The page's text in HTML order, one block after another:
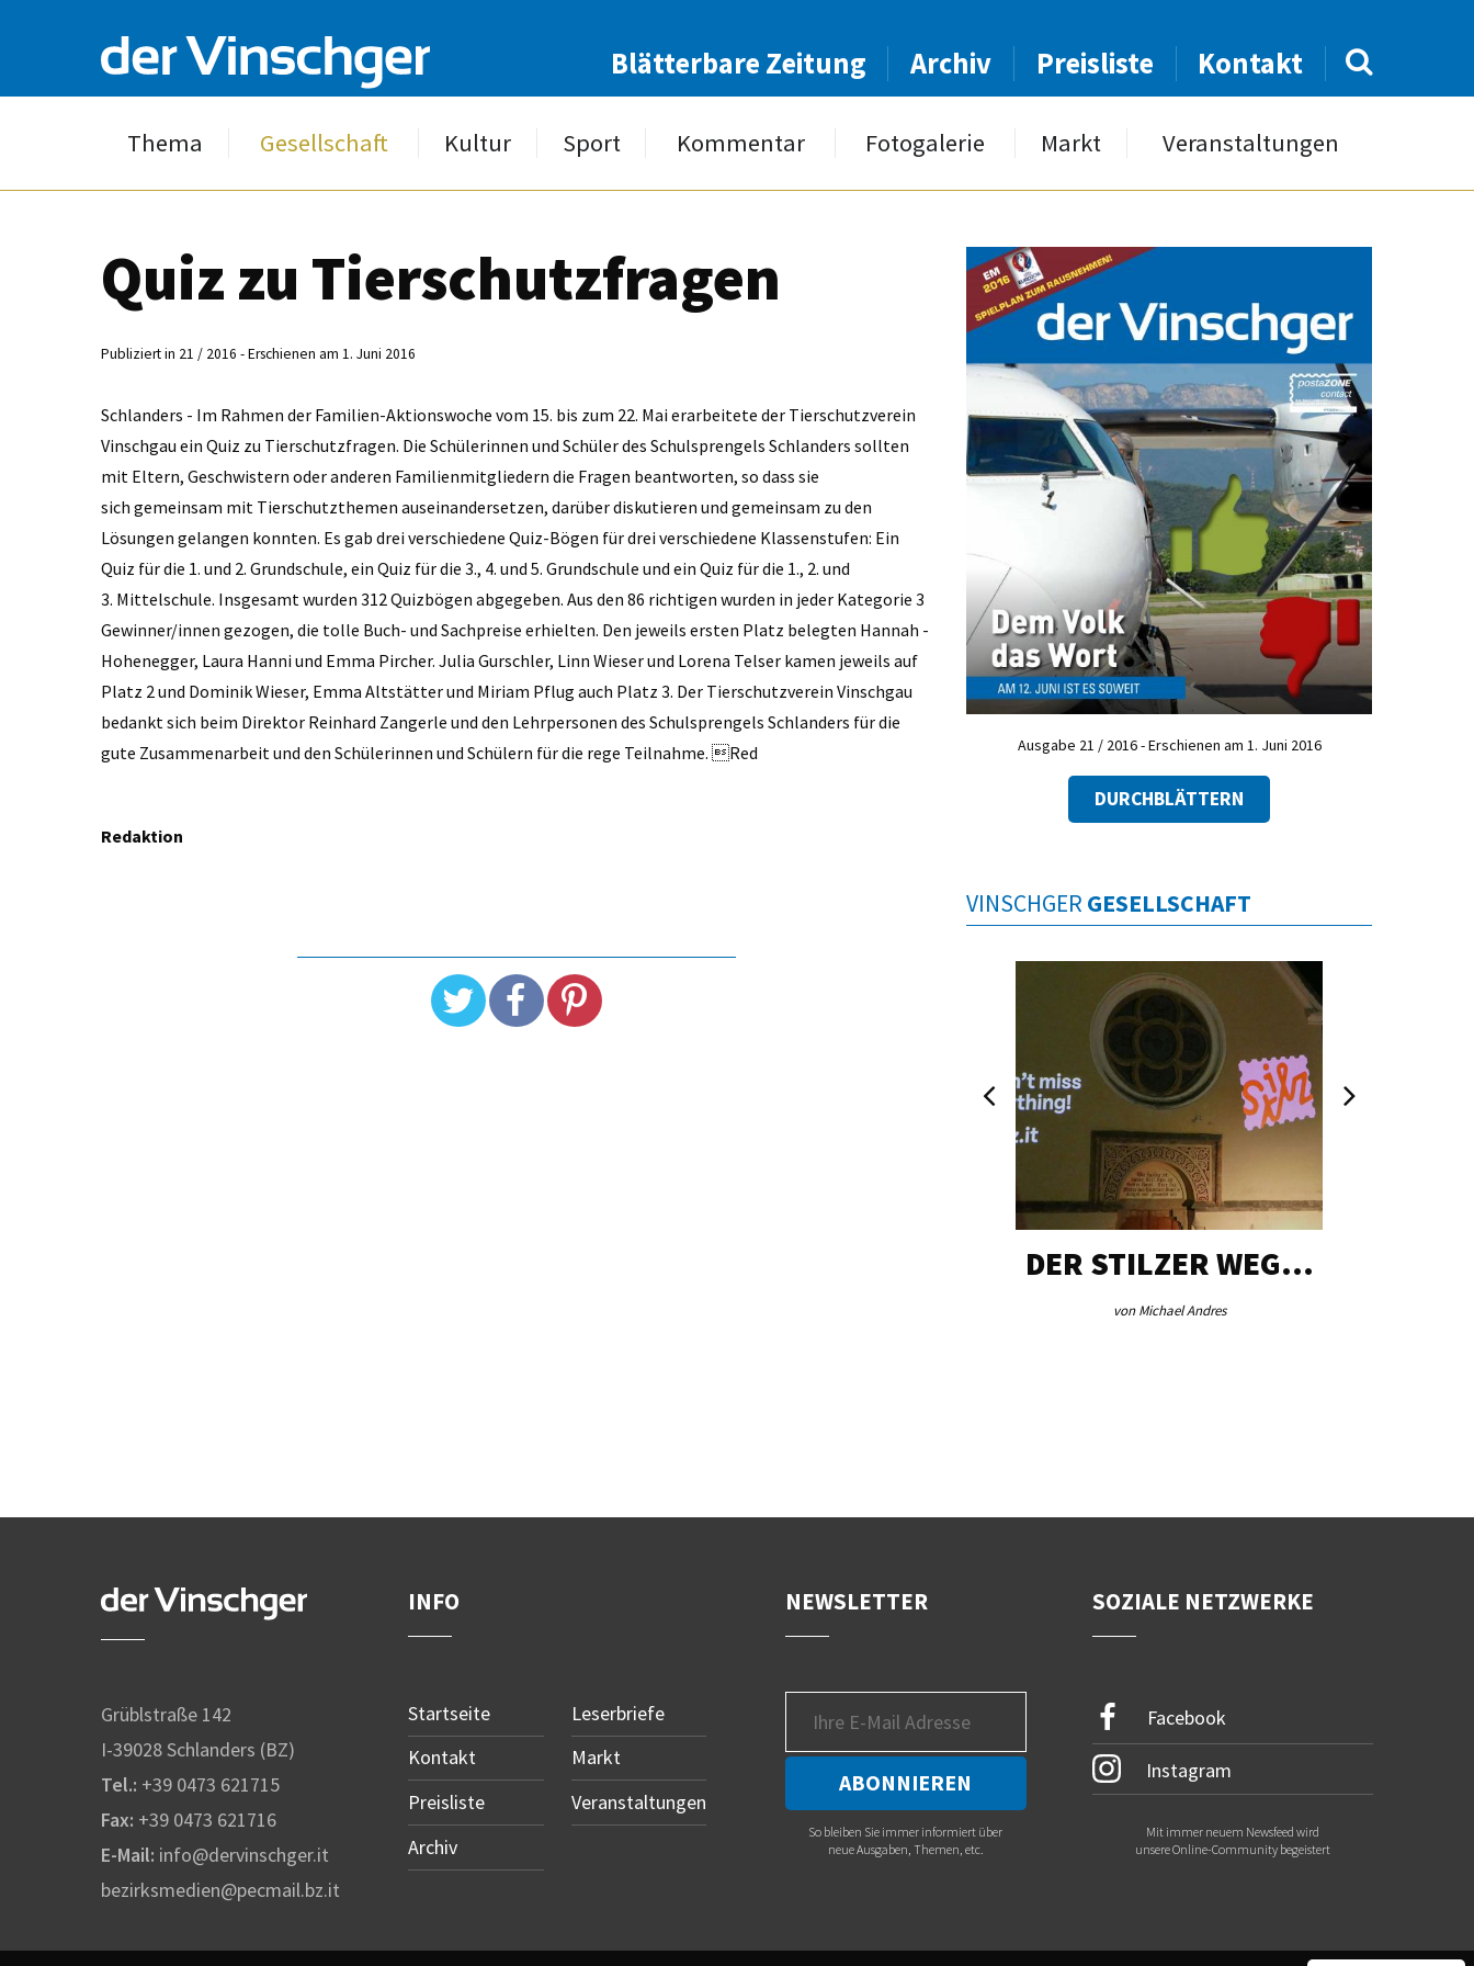
Blätterbare Zeitung Archiv Preisliste Kontakt
Thema Gesellschaft Kultur Sport Kommentar Fotogalerie Markt Veranstaltungen
Quiz zu Tierschutzfragen
Publiziert in 21 / 2016 - Erschienen am 1. Juni 2016
Schlanders - Im Rahmen der Familien-Aktionswoche vom 15. bis zum 22. Mai erarbeitete der Tierschutzverein
Vinschgau ein Quiz zu Tierschutzfragen. Die Schülerinnen und Schüler des Schulsprengels Schlanders sollten
mit Eltern, Geschwistern oder anderen Familienmitgliedern die Fragen beantworten, so dass sie
sich gemeinsam mit Tierschutzthemen auseinandersetzen, darüber diskutieren und gemeinsam zu den
Lösungen gelangen konnten. Es gab drei verschiedene Quiz-Bögen für drei verschiedene Klassenstufen: Ein
Quiz für die 1. und 2. Grundschule, ein Quiz für die 3., 4. und 5. Grundschule und ein Quiz für die 1., 2. und
3. Mittelschule. Insgesamt wurden 312 Quizbögen abgegeben. Aus den 86 richtigen wurden in jeder Kategorie 3
Gewinner/innen gezogen, die tolle Buch- und Sachpreise erhielten. Den jeweils ersten Platz belegten ­Hannah ­
Hohenegger, ­Laura Hanni und Emma Pircher. Julia ­Gurschler, Linn Wieser und ­Lorena Telser kamen jeweils auf
Platz 2 und Dominik Wieser, Emma Altstätter und Miriam Pflug auch Platz 3. Der Tierschutzverein Vinschgau
bedankt sich beim Direktor Reinhard Zangerle und den Lehrpersonen des Schulsprengels Schlanders für die
gute Zusammenarbeit und den Schülerinnen und Schülern für die rege Teilnahme. Red
Redaktion
Ausgabe 21 / 2016 - Erschienen am 1. Juni 2016
DURCHBLÄTTERN
VINSCHGER GESELLSCHAFT
DER STILZER WEG…
von Michael Andres
Grüblstraße 142
I-39028 Schlanders (BZ)
Tel.: +39 0473 621715
Fax: +39 0473 621716
E-Mail: info@dervinschger.it
bezirksmedien@pecmail.bz.it
INFO
Startseite
Kontakt
Preisliste
Archiv
Leserbriefe
Markt
Veranstaltungen
NEWSLETTER
So bleiben Sie immer informiert über
neue Ausgaben, Themen, etc.
SOZIALE NETZWERKE
Facebook
Instagram
Mit immer neuem Newsfeed wird
unsere Online-Community begeistert